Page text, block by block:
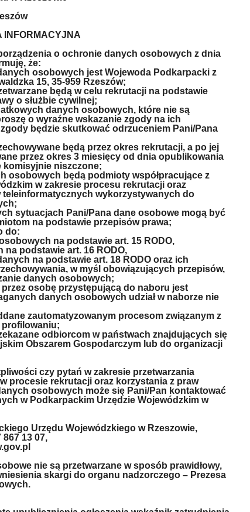
INFORMACYJNA
o ochronie danych osobowych z dnia
że:
osobowych jest Wojewoda Podkarpacki z
15, 35-959 Rzeszów;
będą w celu rekrutacji na podstawie
o służbie cywilnej;
danych osobowych, które nie są
o wyraźne wskazanie zgody na ich
będzie skutkować odrzuceniem Pani/Pana
będą przez okres rekrutacji, a po jej
przez okres 3 miesięcy od dnia opublikowania
niszczone;
osobowych będą podmioty współpracujące z
w zakresie procesu rekrutacji oraz
wykorzystywanych do
sytuacjach Pani/Pana dane osobowe mogą być
na podstawie przepisów prawa;
do:
na podstawie art. 15 RODO,
podstawie art. 16 RODO,
na podstawie art. 18 RODO oraz ich
w myśl obowiązujących przepisów,
danych osobowych;
osobę przystępującą do naboru jest
danych osobowych udział w naborze nie
zautomatyzowanym procesom związanym z
profilowaniu;
odbiorcom w państwach znajdujących się
Obszarem Gospodarczym lub do organizacji
czy pytań w zakresie przetwarzania
procesie rekrutacji oraz korzystania z praw
osobowych może się Pani/Pan kontaktować
w Podkarpackim Urzędzie Wojewódzkim w
Urzędu Wojewódzkiego w Rzeszowie,
867 13 07,
nie są przetwarzane w sposób prawidłowy,
skargi do organu nadzorczego – Prezesa